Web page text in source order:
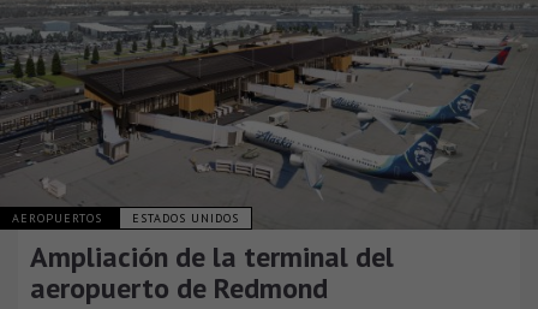
AEROPUERTOS ESTADOS UNIDOS
Ampliación de la terminal del
aeropuerto de Redmond